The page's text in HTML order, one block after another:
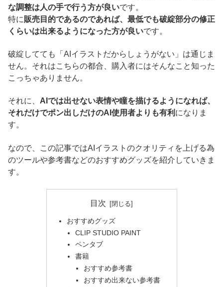
な調整は人の手で行う方が良いです。
特に販売目的であるのであれば、最低でも破綻部分の修正
くらいは出来るようになった方が良いです。
破綻してても「AIイラストだからしょうがない」は通じま
せん。それはこちらの都合、購入者にはそんなこと知った
こっちゃありません。
それに、 AIでは出せない表情や瞳を描けるようになれば、
それだけでポン出しだけのAI使用者よりも有利 になりま
す。
なので、この記事ではAIイラストのクオリティを上げる為
のツールや参考書などのおすすめグッズを紹介していきま
す。
目次
おすすめグッズ
CLIP STUDIO PAINT
ペンタブ
書籍
おすすめ参考書
おすすめ出来ない参考書